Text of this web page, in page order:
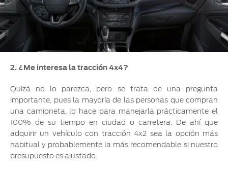
2. ¿Me interesa la tracción 4x4?
Quizá no lo parezca, pero se trata de una pregunta
importante, pues la mayoría de las personas que compran
una camioneta, lo hace para manejarla prácticamente el
100% de su tiempo en ciudad o carretera. De ahí que
adquirir un vehículo con tracción 4x2 sea la opción más
habitual y probablemente la más recomendable si nuestro
presupuesto es ajustado.